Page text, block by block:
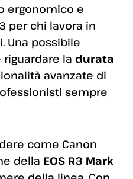
ergonomico e
per chi lavora in
Una possibile
la durata
avanzate di
sempre
come Canon
della EOS R3 Mark